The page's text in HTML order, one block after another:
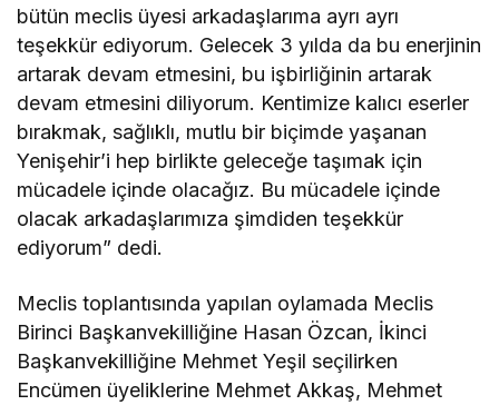
bütün meclis üyesi arkadaşlarıma ayrı ayrı
teşekkür ediyorum. Gelecek 3 yılda da bu enerjinin
artarak devam etmesini, bu işbirliğinin artarak
devam etmesini diliyorum. Kentimize kalıcı eserler
bırakmak, sağlıklı, mutlu bir biçimde yaşanan
Yenişehir’i hep birlikte geleceğe taşımak için
mücadele içinde olacağız. Bu mücadele içinde
olacak arkadaşlarımıza şimdiden teşekkür
ediyorum” dedi.
Meclis toplantısında yapılan oylamada Meclis
Birinci Başkanvekilliğine Hasan Özcan, İkinci
Başkanvekilliğine Mehmet Yeşil seçilirken
Encümen üyeliklerine Mehmet Akkaş, Mehmet